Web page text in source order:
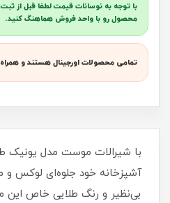
با توجه به نوسانات قیمت لطفا قبل از
محصول رو با واحد فروش هماهنگ کنید.
تمامی محصولات اورجینال هستند و همراه
با شیرالات موست مدل یونیک
آشپزخانه خود جلوه‌ای لوکس و
بی‌نظیر و رنگ طلایی خاص این